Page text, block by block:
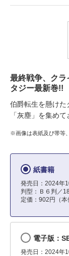
最終戦争、ク
タジー最新巻!!
伯爵転生を懸けた
「灰塵」を集め
※画像は表紙及び帯等
紙書籍
発売日：2024年
判型：Ｂ６判／
定価：902円（本
電子版：
発売日：2024年